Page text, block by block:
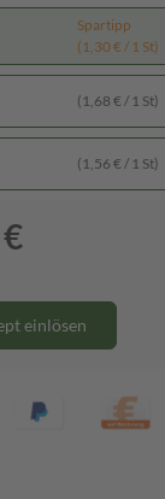
Spartipp
(1,30 € / 1 St)
(1,68 € / 1 St)
(1,56 € / 1 St)
einlösen